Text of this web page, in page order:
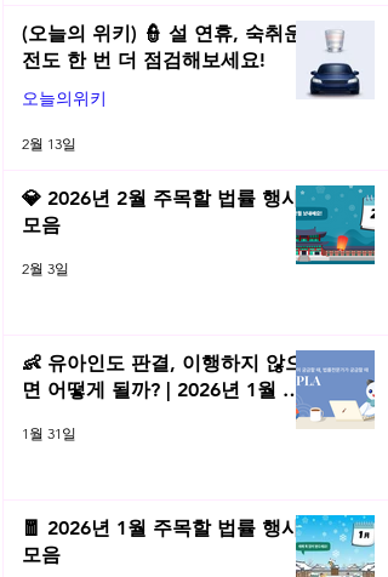
(오늘의 위키) 👮 설 연휴, 숙취운
전도 한 번 더 점검해보세요!
오늘의위키
2월 13일
💎 2026년 2월 주목할 법률 행사
모음
2월 3일
👶 유아인도 판결, 이행하지 않으
면 어떻게 될까? | 2026년 1월 네
1월 31일
🧧 2026년 1월 주목할 법률 행사
모음